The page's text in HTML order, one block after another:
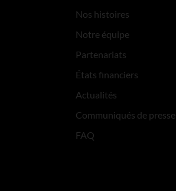
Nos histoires
Notre équipe
Partenariats
États financiers
Actualités
Communiqués de presse
FAQ